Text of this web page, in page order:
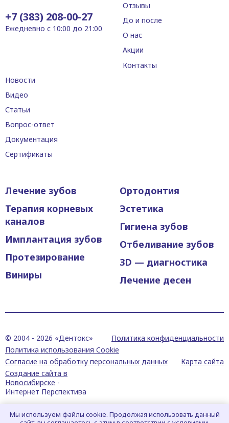
+7 (383) 208-00-27
Ежедневно с 10:00 до 21:00
Отзывы
До и после
О нас
Контакты
Акции
Новости
Видео
Статьи
Вопрос-ответ
Документация
Сертификаты
Лечение зубов
Терапия корневых
каналов
Имплантация зубов
Протезирование
Виниры
Ортодонтия
Эстетика
Гигиена зубов
Отбеливание зубов
3D — диагностика
Лечение десен
© 2004 - 2026 «Дентокс»
Политика конфиденциальности
Политика использования Cookie
Согласие на обработку персональных данных
Карта сайта
Создание сайта в
Новосибирске -
Интернет Перспектива
Мы используем файлы cookie. Продолжая использовать данный